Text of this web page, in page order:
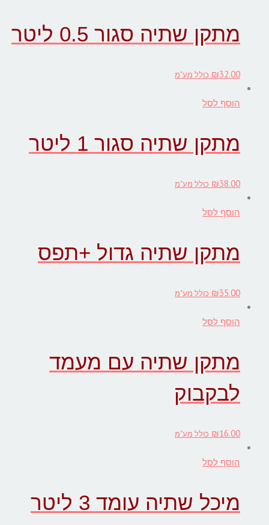
מתקן שתיה סגור 0.5 ליטר
₪32.00 כולל מע"מ
הוסף לסל
מתקן שתיה סגור 1 ליטר
₪38.00 כולל מע"מ
הוסף לסל
מתקן שתיה גדול +תפס
₪35.00 כולל מע"מ
הוסף לסל
מתקן שתיה עם מעמד
לבקבוק
₪16.00 כולל מע"מ
הוסף לסל
מיכל שתיה עומד 3 ליטר